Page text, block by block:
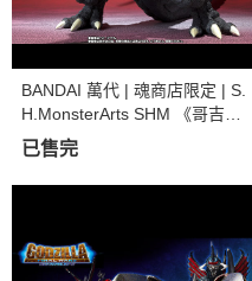
BANDAI 萬代 | 魂商店限定 | S.
H.MonsterArts SHM 《哥吉拉
奇異點》哥吉拉 ULTIMA (預訂
2021年11月)
已售完